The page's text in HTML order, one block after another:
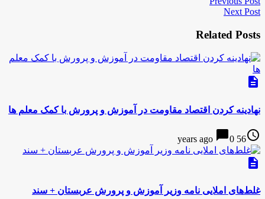
Next Post
Related Posts
description
نهادینه كردن اقتصاد مقاومت در آموزش و پرورش با کمک معلم ها
access_time
56 years ago
chat_bubble0
description
غلط‌های املایی نامه وزیر آموزش و پرورش عربستان + سند